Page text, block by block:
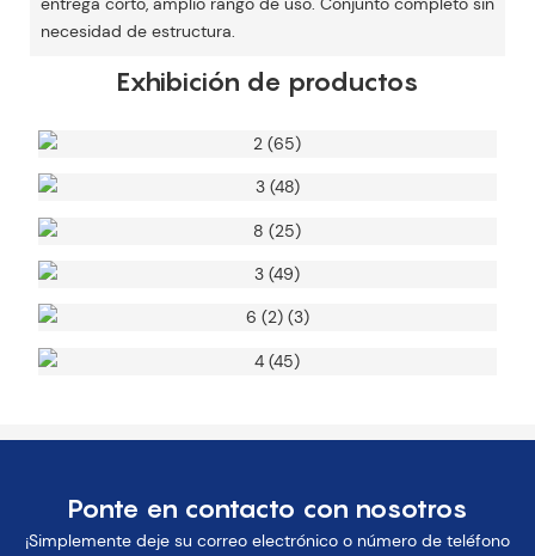
necesidad de estructura.
Exhibición de productos
Ponte en contacto con nosotros
¡Simplemente deje su correo electrónico o número de teléfono